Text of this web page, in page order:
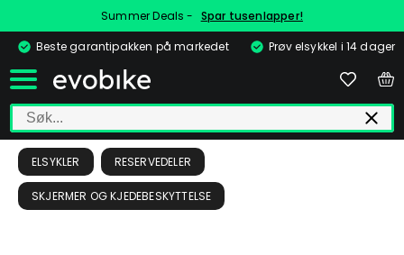
Summer Deals - Spar tusenlapper!
Beste garantipakken på markedet
Prøv elsykkel i 14 dager
ELSYKLER RESERVEDELER
SKJERMER OG KJEDEBESKYTTELSE